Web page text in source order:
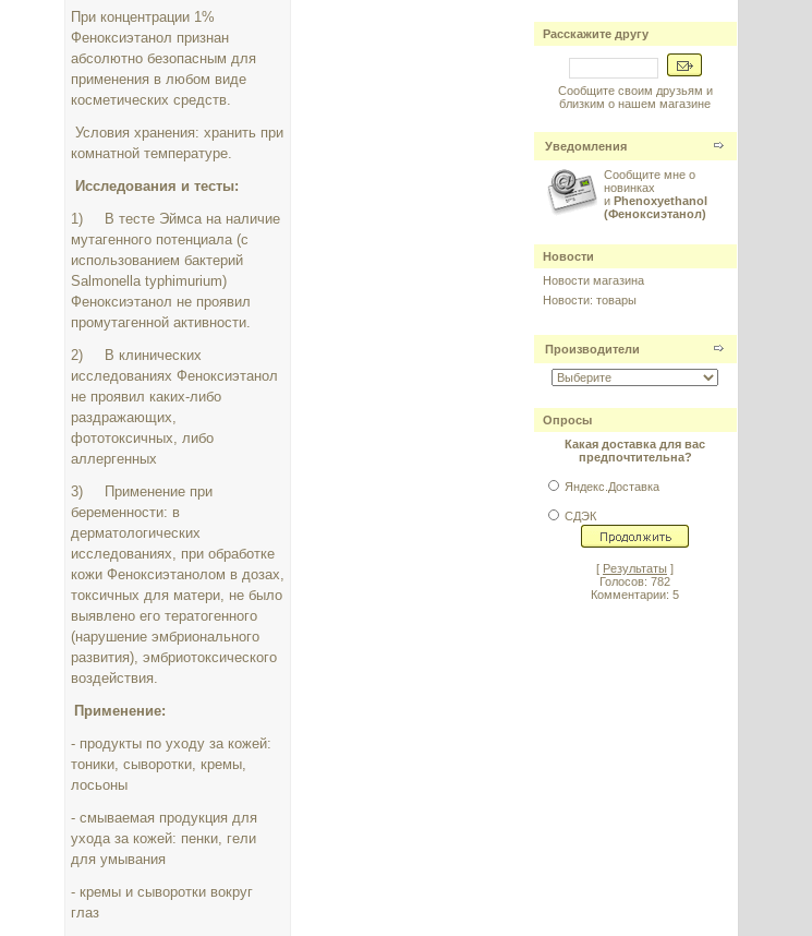
При концентрации 1%
Феноксиэтанол признан
абсолютно безопасным для
применения в любом виде
косметических средств.
Условия хранения: хранить при
комнатной температуре.
Исследования и тесты:
1) В тесте Эймса на наличие
мутагенного потенциала (с
использованием бактерий
Salmonella typhimurium)
Феноксиэтанол не проявил
промутагенной активности.
2) В клинических
исследованиях Феноксиэтанол
не проявил каких-либо
раздражающих,
фототоксичных, либо
аллергенных
3) Применение при
беременности: в
дерматологических
исследованиях, при обработке
кожи Феноксиэтанолом в дозах,
токсичных для матери, не было
выявлено его тератогенного
(нарушение эмбрионального
развития), эмбриотоксического
воздействия.
Применение:
- продукты по уходу за кожей:
тоники, сыворотки, кремы,
лосьоны
- смываемая продукция для
ухода за кожей: пенки, гели
для умывания
- кремы и сыворотки вокруг
глаз
Расскажите другу
Сообщите своим друзьям и
близким о нашем магазине
Уведомления
Сообщите мне о
новинках
и Phenoxyethanol
(Феноксиэтанол)
Новости
Новости магазина
Новости: товары
Производители
Опросы
Какая доставка для вас
предпочтительна?
Яндекс.Доставка
СДЭК
[ Результаты ]
Голосов: 782
Комментарии: 5